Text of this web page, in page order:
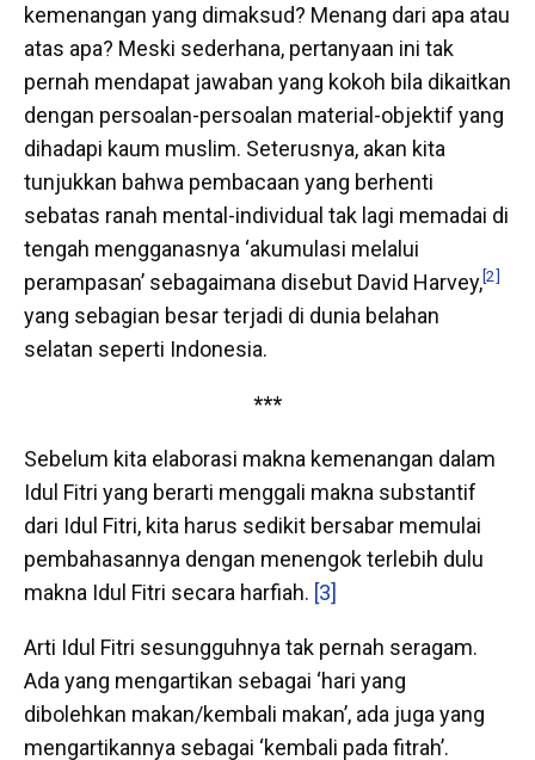
kemenangan yang dimaksud? Menang dari apa atau
atas apa? Meski sederhana, pertanyaan ini tak
pernah mendapat jawaban yang kokoh bila dikaitkan
dengan persoalan-persoalan material-objektif yang
dihadapi kaum muslim. Seterusnya, akan kita
tunjukkan bahwa pembacaan yang berhenti
sebatas ranah mental-individual tak lagi memadai di
tengah mengganasnya ‘akumulasi melalui
perampasan’ sebagaimana disebut David Harvey,[2]
yang sebagian besar terjadi di dunia belahan
selatan seperti Indonesia.
***
Sebelum kita elaborasi makna kemenangan dalam
Idul Fitri yang berarti menggali makna substantif
dari Idul Fitri, kita harus sedikit bersabar memulai
pembahasannya dengan menengok terlebih dulu
makna Idul Fitri secara harfiah. [3]
Arti Idul Fitri sesungguhnya tak pernah seragam.
Ada yang mengartikan sebagai ‘hari yang
dibolehkan makan/kembali makan’, ada juga yang
mengartikannya sebagai ‘kembali pada fitrah’.